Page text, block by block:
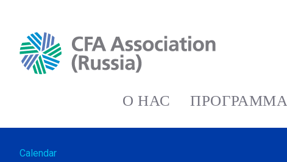
О НАС ПРОГРАММА
Calendar